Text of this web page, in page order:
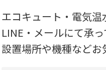
エコキュート・電気
LINE・メールにて承っ
設置場所や機種などお